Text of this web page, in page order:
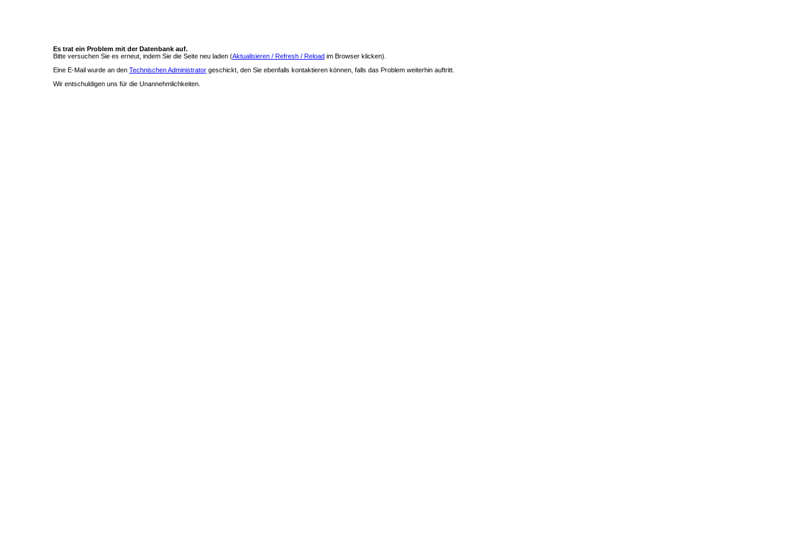
Es trat ein Problem mit der Datenbank auf.
Bitte versuchen Sie es erneut, indem Sie die Seite neu laden (Aktualisieren / Refresh / Reload im Browser klicken).
Eine E-Mail wurde an den Technischen Administrator geschickt, den Sie ebenfalls kontaktieren können, falls das Problem weiterhin auftritt.
Wir entschuldigen uns für die Unannehmlichkeiten.